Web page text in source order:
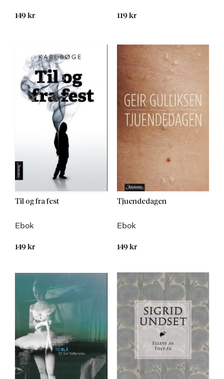
149 kr 119 kr
Til og fra fest
Ebok
149 kr
Tjuendedagen
Ebok
149 kr